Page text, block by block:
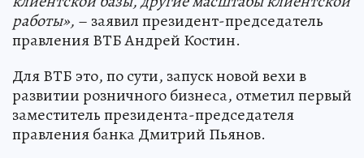
работы», – заявил президент-председатель
правления ВТБ Андрей Костин.
Для ВТБ это, по сути, запуск новой вехи в
развитии розничного бизнеса, отметил первый
заместитель президента-председателя
правления банка Дмитрий Пьянов.